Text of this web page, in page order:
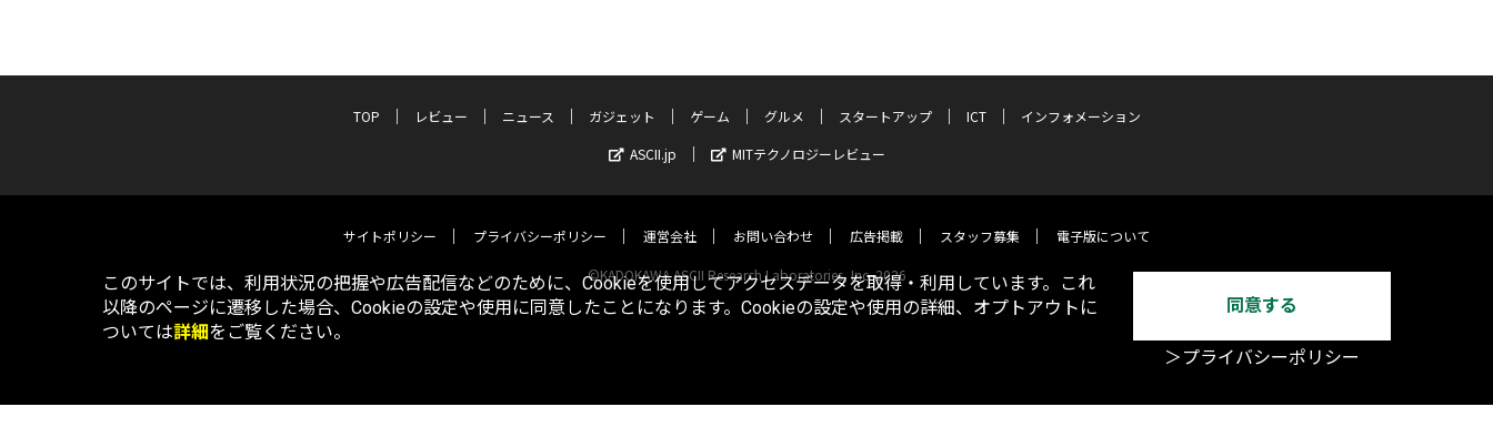
TOP レビュー ニュース ガジェット ゲーム グルメ スタートアップ ICT
インフォメーション
ASCII.jp
MITテクノロジーレビュー
サイトポリシー プライバシーポリシー 運営会社 お問い合わせ 広告掲載 スタッフ募集 電子版について
©KADOKAWA ASCII Research Laboratories, Inc. 2026
このサイトでは、利用状況の把握や広告配信などのために、Cookieを使用してアクセスデータを取得・利用しています。これ
以降のページに遷移した場合、Cookieの設定や使用に同意したことになります。Cookieの設定や使用の詳細、オプトアウトに
ついては詳細をご覧ください。
同意する
＞プライバシーポリシー